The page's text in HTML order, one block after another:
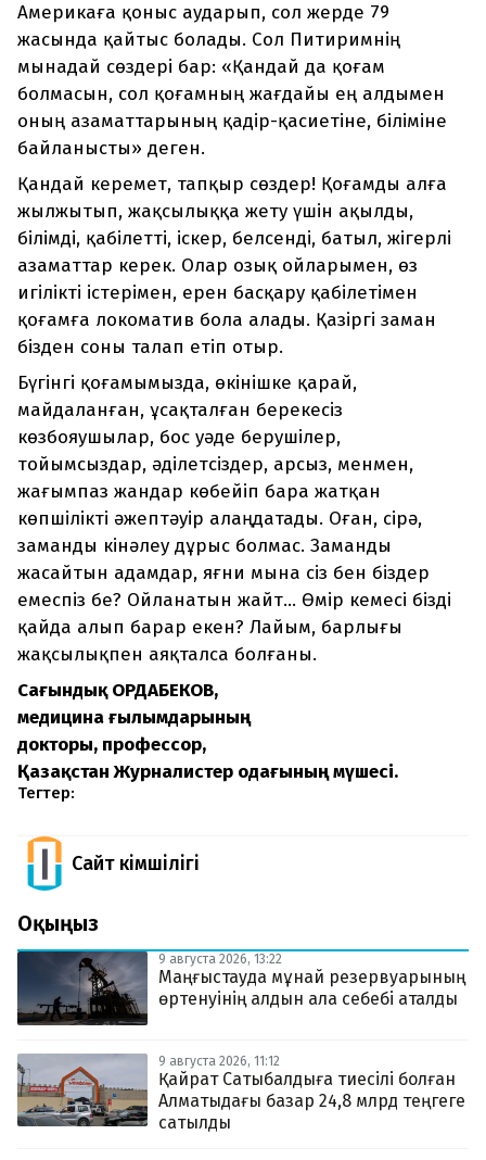
Америкаға қоныс аударып, сол жерде 79
жасында қайтыс болады. Сол Питиримнің
мынадай сөздері бар: «Қандай да қоғам
болмасын, сол қоғамның жағдайы ең алдымен
оның азаматтарының қадір-қасиетіне, біліміне
байланысты» деген.
Қандай керемет, тапқыр сөздер! Қоғамды алға
жылжытып, жақсылыққа жету үшін ақылды,
білімді, қабілетті, іскер, белсенді, батыл, жігерлі
азаматтар керек. Олар озық ойларымен, өз
игілікті істерімен, ерен басқару қабілетімен
қоғамға локоматив бола алады. Қазіргі заман
бізден соны талап етіп отыр.
Бүгінгі қоғамымызда, өкінішке қарай,
майдаланған, ұсақталған берекесіз
көзбояушылар, бос уәде берушілер,
тойымсыздар, әділетсіздер, арсыз, менмен,
жағымпаз жандар көбейіп бара жатқан
көпшілікті әжептәуір алаңдатады. Оған, сірә,
заманды кінәлеу дұрыс болмас. Заманды
жасайтын адамдар, яғни мына сіз бен біздер
емеспіз бе? Ойланатын жайт... Өмір кемесі бізді
қайда алып барар екен? Лайым, барлығы
жақсылықпен аяқталса болғаны.
Сағындық ОРДАБЕКОВ,
медицина ғылымдарының
докторы, профессор,
Қазақстан Журналистер одағының мүшесі.
Тегтер:
Сайт Әкімшілігі
Оқыңыз
9 августа 2026, 13:22
Маңғыстауда мұнай резервуарының
өртенуінің алдын ала себебі аталды
9 августа 2026, 11:12
Қайрат Сатыбалдыға тиесілі болған
Алматыдағы базар 24,8 млрд теңгеге
сатылды